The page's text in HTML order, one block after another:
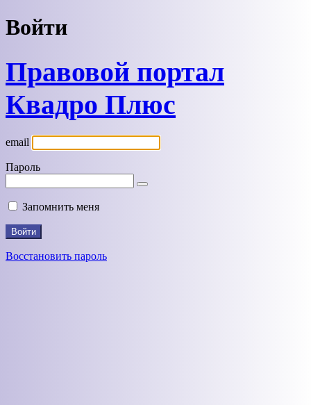
Войти
Правовой портал
Квадро Плюс
email
Пароль
Запомнить меня
Восстановить пароль